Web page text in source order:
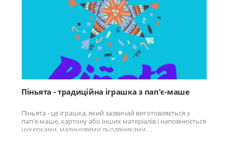
Піньята - традиційна іграшка з пап'є-маше
Піньята - це іграшка, який зазвичай виготовляється з
пап'є-маше, картону або інших матеріалів і наповнюється
цукерками, малиновими льодяниками,...